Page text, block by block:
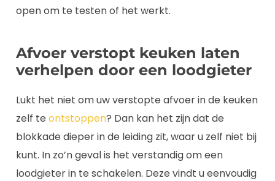
open om te testen of het werkt.
Afvoer verstopt keuken laten
verhelpen door een loodgieter
Lukt het niet om uw verstopte afvoer in de keuken
zelf te ontstoppen? Dan kan het zijn dat de
blokkade dieper in de leiding zit, waar u zelf niet bij
kunt. In zo’n geval is het verstandig om een
loodgieter in te schakelen. Deze vindt u eenvoudig